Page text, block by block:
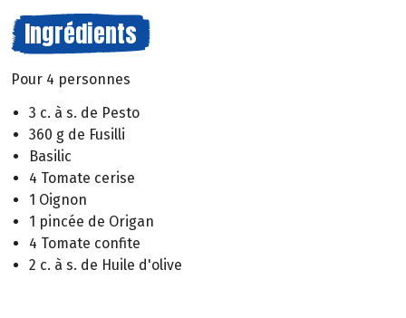
Ingrédients
Pour 4 personnes
3 c. à s. de Pesto
360 g de Fusilli
Basilic
4 Tomate cerise
1 Oignon
1 pincée de Origan
4 Tomate confite
2 c. à s. de Huile d'olive